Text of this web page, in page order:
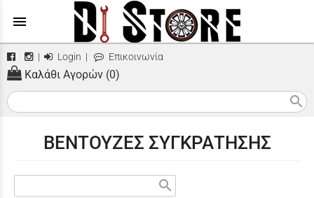
menu
| Login | Επικοινωνία
Καλάθι Αγορών (0)
search
ΒΕΝΤΟΥΖΕΣ ΣΥΓΚΡΑΤΗΣΗΣ
search